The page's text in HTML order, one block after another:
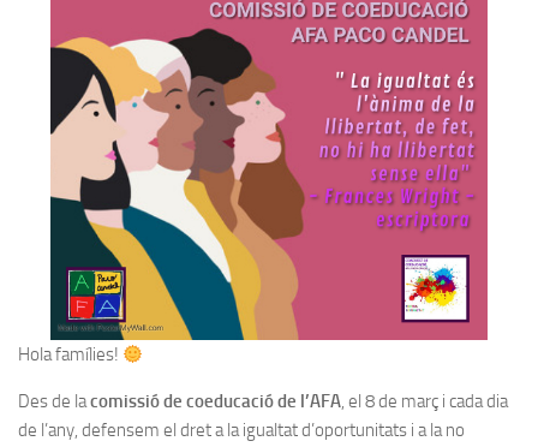
Hola famílies!
Des de lacomissió de coeducació de l’AFA, el 8 de març i cada dia
de l’any, defensem el dret a la igualtat d’oportunitats i a la no